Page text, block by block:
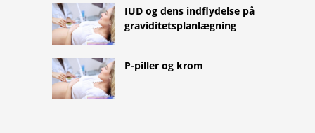
IUD og dens indflydelse på
graviditetsplanlægning
P-piller og krom